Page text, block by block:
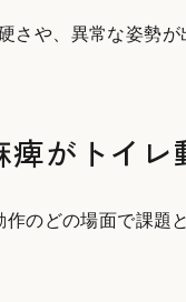
さや、異常な姿勢が
痺がトイ
のどの場面で課題